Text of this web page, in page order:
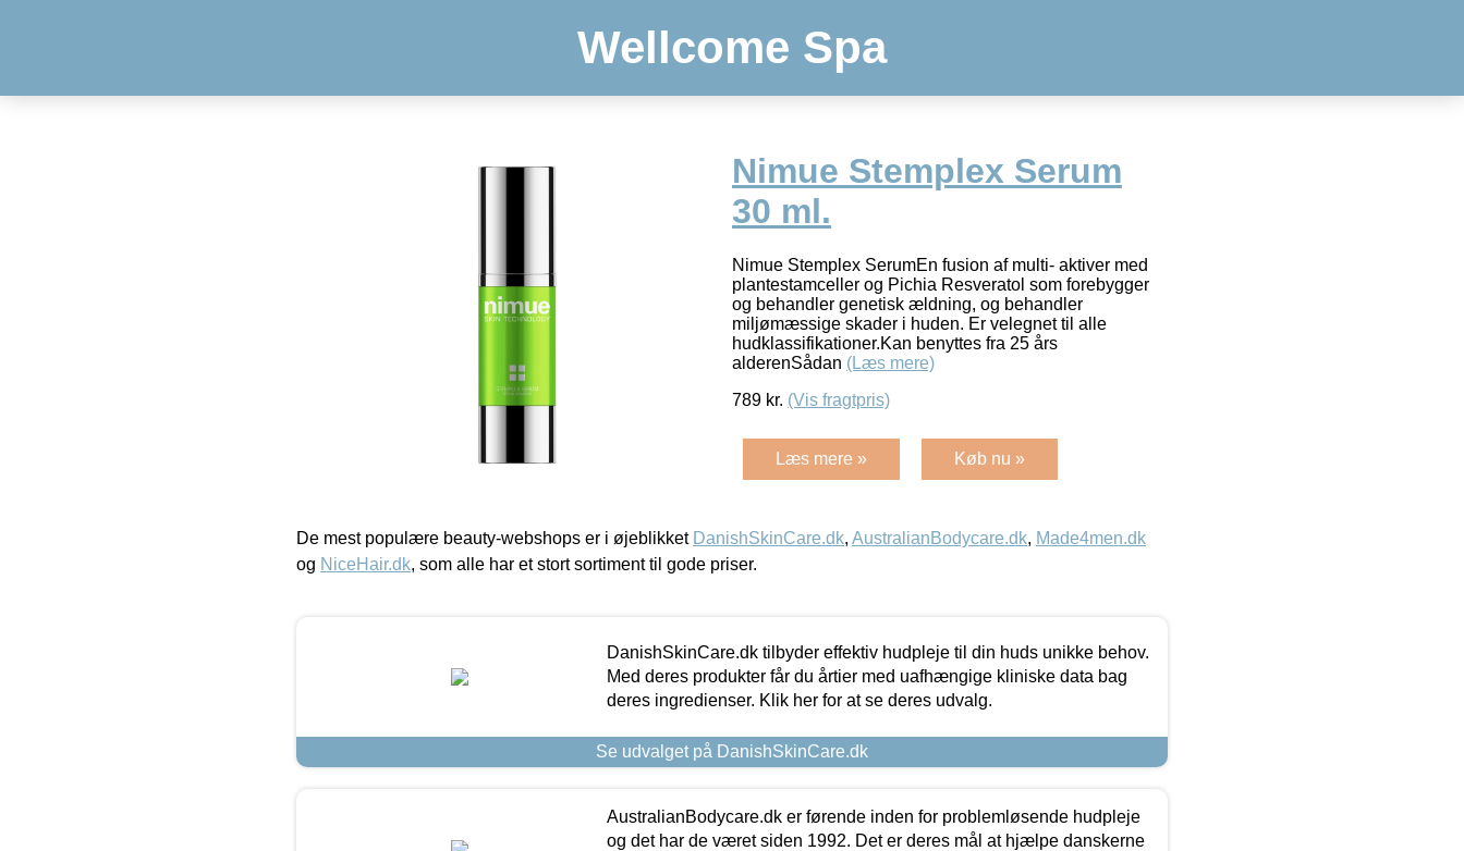
Wellcome Spa
Nimue Stemplex Serum
30 ml.
Nimue Stemplex SerumEn fusion af multi- aktiver med
plantestamceller og Pichia Resveratol som forebygger
og behandler genetisk ældning, og behandler
miljømæssige skader i huden. Er velegnet til alle
hudklassifikationer.Kan benyttes fra 25 års
alderenSådan (Læs mere)
789 kr. (Vis fragtpris)
Læs mere » Køb nu »
De mest populære beauty-webshops er i øjeblikket DanishSkinCare.dk, AustralianBodycare.dk, Made4men.dk
og NiceHair.dk, som alle har et stort sortiment til gode priser.
DanishSkinCare.dk tilbyder effektiv hudpleje til din huds unikke behov.
Med deres produkter får du årtier med uafhængige kliniske data bag
deres ingredienser. Klik her for at se deres udvalg.
Se udvalget på DanishSkinCare.dk
AustralianBodycare.dk er førende inden for problemløsende hudpleje
og det har de været siden 1992. Det er deres mål at hjælpe danskerne